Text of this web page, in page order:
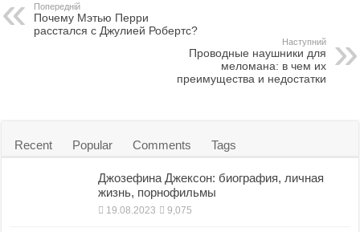
o
o
ia
Попередній
Почему Мэтью Перри
расстался с Джулией Робертс?
Наступний
Проводные наушники для
меломана: в чем их
преимущества и недостатки
Recent Popular Comments Tags
Джозефина Джексон: биография, личная
жизнь, порнофильмы
19.08.2023 9,075